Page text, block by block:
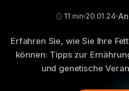
11 min 20.01 .24
Erfahren Sie, wie Sie Ihre
können: Tipps zur
und genetische